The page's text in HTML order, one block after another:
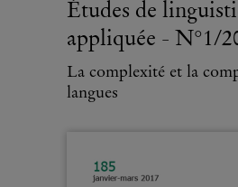
Études de
appliquée - N°1/
La complexité et la
langues